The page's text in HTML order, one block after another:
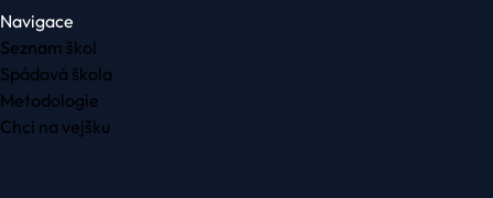
Navigace
Seznam škol
Spádová škola
Metodologie
Chci na vejšku